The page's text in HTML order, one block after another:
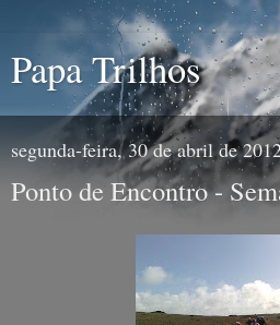
Papa Trilhos
segunda-feira, 30 de abril de
Ponto de Encontro -